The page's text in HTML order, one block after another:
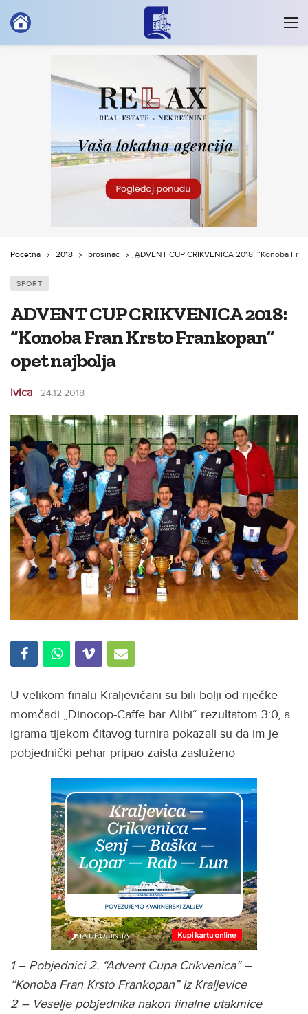
Početna 2018 prosinac ADVENT CUP CRIKVENICA 2018: “Konoba
SPORT
ADVENT CUP CRIKVENICA 2018:
“Konoba Fran Krsto Frankopan”
opet najbolja
ivica 24.12.2018
U velikom finalu Kraljevičani su bili bolji od riječke
momčadi „Dinocop-Caffe bar Alibi“ rezultatom 3:0, a
igrama tijekom čitavog turnira pokazali su da im je
pobjednički pehar pripao zaista zasluženo
1 – Pobjednici 2. “Advent Cupa Crikvenica” –
“Konoba Fran Krsto Frankopan” iz Kraljevice
2 – Veselje pobjednika nakon finalne utakmice